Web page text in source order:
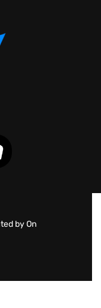
by On